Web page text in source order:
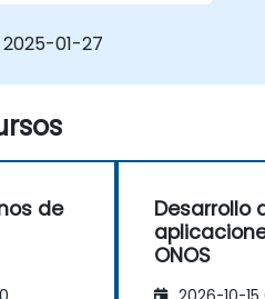
de ONOS para
2025-01-27
de
Desarrollo
ONOS